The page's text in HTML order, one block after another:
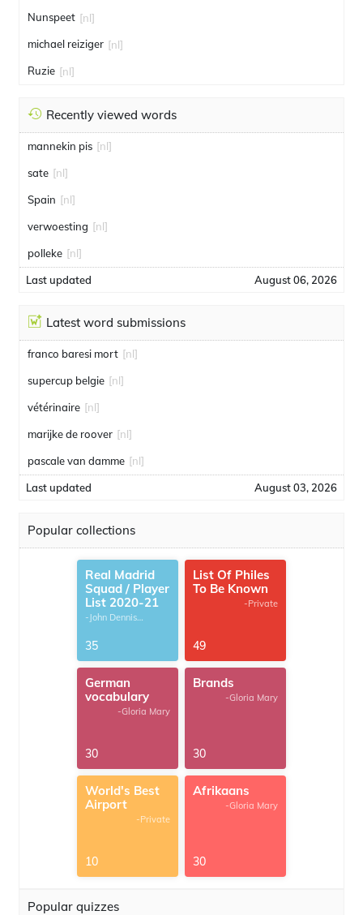
Nunspeet [nl]
michael reiziger [nl]
Ruzie [nl]
Recently viewed words
mannekin pis [nl]
sate [nl]
Spain [nl]
verwoesting [nl]
polleke [nl]
Last updated August 06, 2026
Latest word submissions
franco baresi mort [nl]
supercup belgie [nl]
vétérinaire [nl]
marijke de roover [nl]
pascale van damme [nl]
Last updated August 03, 2026
Popular collections
Real Madrid
Squad / Player
List 2020-21
-John Dennis
35
List Of Philes
To Be Known
-Private
49
German
vocabulary
-Gloria Mary
30
Brands
-Gloria Mary
30
World's Best
Airport
-Private
10
Afrikaans
-Gloria Mary
30
Popular quizzes